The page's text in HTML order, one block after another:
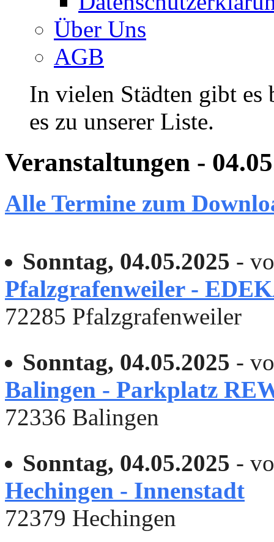
Über Uns
AGB
In vielen Städten gibt es
es zu unserer Liste.
Veranstaltungen -
Alle Termine zum
Sonntag, 04.05.2025 -
Pfalzgrafenweiler -
72285 Pfalzgrafenweiler
Sonntag, 04.05.2025 -
Balingen - Parkplatz
72336 Balingen
Sonntag, 04.05.2025 -
Hechingen - Innenstadt
72379 Hechingen